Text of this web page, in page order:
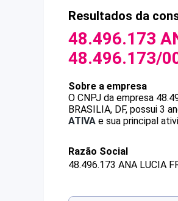
Resultados da
48.496.173
48.496.173/
Sobre a empresa
O CNPJ da empresa
BRASILIA, DF, possui 3
ATIVA e sua principal
Razão Social
48.496.173 ANA LUCIA